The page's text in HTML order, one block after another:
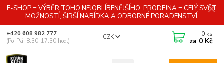
E-SHOP = VÝBĚR TOHO NEJOBLÍBENĚJŠÍHO. PRODEJNA = CELÝ SVĚT
MOŽNOSTÍ, ŠIRŠÍ NABÍDKA A ODBORNÉ PORADENSTVÍ.
CZK
+420 608 982 777
(Po-Pá, 8:30-17:30 hod.)
0 ks
za 0 Kč